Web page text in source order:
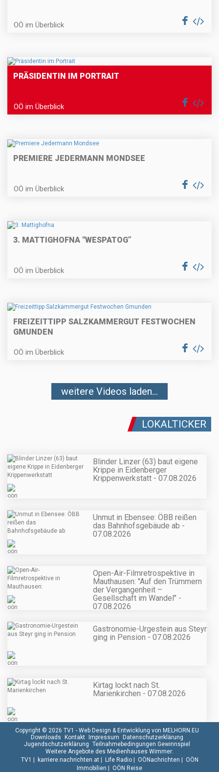
OÖ im Überblick
PRÄSIDENTIN IM PORTRAIT
OÖ im Überblick
PREMIERE JEDERMANN MONDSEE
OÖ im Überblick
3. MATTIGHOFNA "WESPATOG”
OÖ im Überblick
FREIZEITTIPP SALZKAMMERGUT FESTWOCHEN
GMUNDEN
OÖ im Überblick
weitere Videos laden...
LOKALTICKER
Blinder Linzer (63) baut eigene
Krippe in Eidenberger
Krippenwerkstatt - 07.08.2026
Unmut in Ebensee: ÖBB reißen
das Bahnhofsgebäude ab -
07.08.2026
Open-Air-Filmretrospektive in
Mauthausen: "Auf den Trümmern
der Vergangenheit –
Gesellschaft im Wandel" -
07.08.2026
Gastronomie-Urgestein aus Steyr
ging in Pension - 07.08.2026
Kirtag lockt nach St.
Marienkirchen - 07.08.2026
Copyright © 2026 TV1 - Web Design & Entwicklung von MELHORN.EU
Downloads Kontakt Impressum Datenschutzerklärung
Jugendschutzerklärung Teilnahmebedingungen Gewinnspiel
Weitere Angebote des Medienhauses Wimmer:
TV1 | karriere.nachrichten.at| Life Radio| OÖNachrichten | OÖN
Immobilien | OÖN Reise